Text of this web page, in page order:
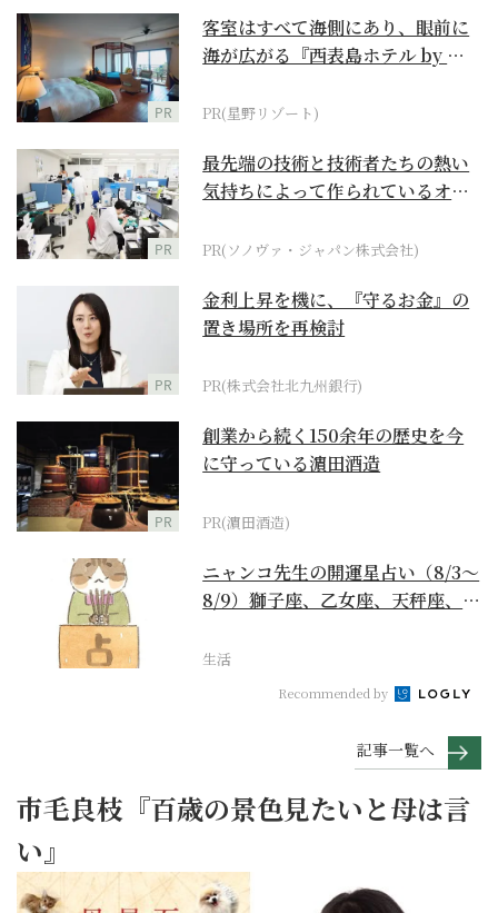
PR
客室はすべて海側にあり、眼前に
海が広がる『西表島ホテル by 星
PR(星野リゾート)
PR
最先端の技術と技術者たちの熱い
気持ちによって作られているオー
PR(ソノヴァ・ジャパン株式会社)
PR
金利上昇を機に、『守るお金』の
置き場所を再検討
PR(株式会社北九州銀行)
PR
創業から続く150余年の歴史を今
に守っている濵田酒造
PR(濵田酒造)
ニャンコ先生の開運星占い（8/3～
8/9）獅子座、乙女座、天秤座、蠍
生活
Recommended by
記事一覧へ
市毛良枝『百歳の景色見たいと母は言
い』